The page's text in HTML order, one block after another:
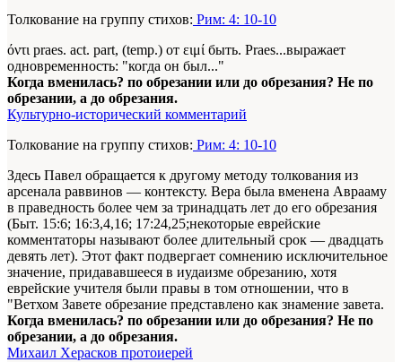
Толкование на группу стихов: Рим: 4: 10-10
όντι praes. act. part, (temp.) от ειμί быть. Praes...выражает
одновременность: "когда он был..."
Когда вменилась? по обрезании или до обрезания? Не по
обрезании, а до обрезания.
Культурно-исторический комментарий
Толкование на группу стихов: Рим: 4: 10-10
Здесь Павел обращается к другому методу толкования из
арсенала раввинов — контексту. Вера была вменена Аврааму
в праведность более чем за тринадцать лет до его обрезания
(Быт. 15:6; 16:3,4,16; 17:24,25;некоторые еврейские
комментаторы называют более длительный срок — двадцать
девять лет). Этот факт подвергает сомнению исключительное
значение, придававшееся в иудаизме обрезанию, хотя
еврейские учителя были правы в том отношении, что в
"Ветхом Завете обрезание представлено как знамение завета.
Когда вменилась? по обрезании или до обрезания? Не по
обрезании, а до обрезания.
Михаил Херасков протоиерей